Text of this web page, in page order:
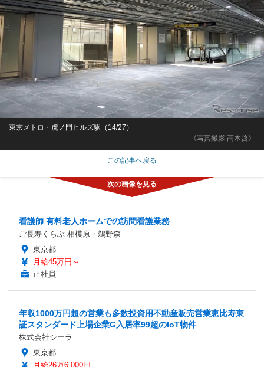
《写真撮影 高木啓》
東京メトロ・虎ノ門ヒルズ駅（14/27）
この記事へ戻る
看護師 有料老人ホームでの訪問看護業務
ご長寿くらぶ 相模原・鵜野森
東京都
月給45万円～
正社員
年収1000万円超の営業も多数投資用不動産販売営業恵比寿東
証スタンダード上場企業G入居率99超のIoT物件
株式会社シーラ
東京都
月給26万6,000円